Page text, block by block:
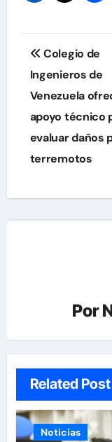
de
Colegio de
Ingenieros de
Venezuela
apoyo técnico
evaluar daños
terremotos
Por
Related Post
Noticias